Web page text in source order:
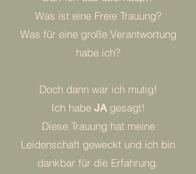
Was ist eine Freie Trauung?
Was für eine große Verantwortung
habe ich?
Doch dann war ich mutig!
Ich habe JAgesagt!
Diese Trauung hat meine
Leidenschaft geweckt und ich bin
dankbar für die Erfahrung.